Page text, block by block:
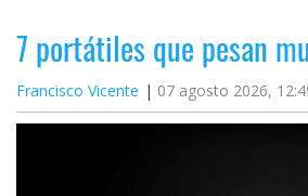
7 portátiles que pesan
Francisco Vicente 07 agosto 2026,